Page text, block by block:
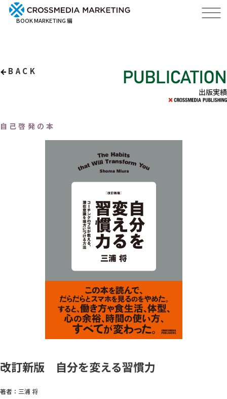
BOOK MARKETING 編
BACK
出版実績
自己啓発の本
改訂新版 自分を変える習慣力
著者：三浦 将